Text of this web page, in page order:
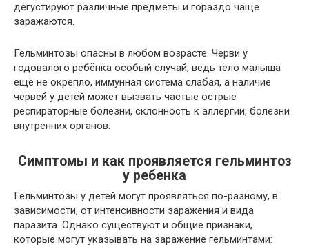
дегустируют различные предметы и гораздо чаще
заражаются.
Гельминтозы опасны в любом возрасте. Черви у
годовалого ребёнка особый случай, ведь тело малыша
ещё не окрепло, иммунная система слабая, а наличие
червей у детей может вызвать частые острые
респираторные болезни, склонность к аллергии, болезни
внутренних органов.
Симптомы и как проявляется гельминтоз
у ребенка
Гельминтозы у детей могут проявляться по-разному, в
зависимости, от интенсивности заражения и вида
паразита. Однако существуют и общие признаки,
которые могут указывать на заражение гельминтами: